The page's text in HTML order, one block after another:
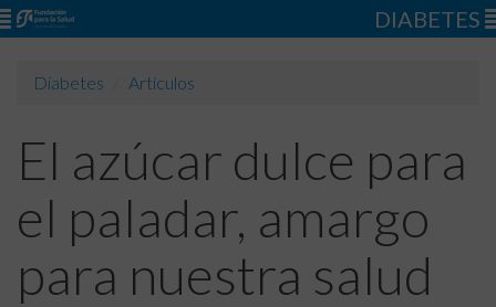
DIABETES
Diabetes Artículos
El azúcar dulce para
el paladar, amargo
para nuestra salud